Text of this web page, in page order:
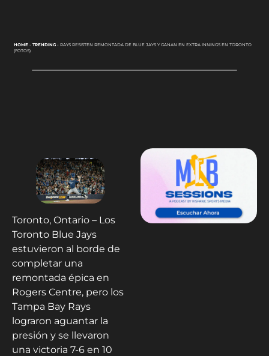
HOME- TRENDING- RAYS RESISTEN REMONTADA DE BLUE JAYS Y GANAN EN EXTRA INNINGS EN TORONTO
(FOTOS)
Toronto, Ontario – Los
Toronto Blue Jays
estuvieron al borde de
completar una
remontada épica en
Rogers Centre, pero los
Tampa Bay Rays
lograron aguantar la
presión y se llevaron
una victoria 7-6 en 10